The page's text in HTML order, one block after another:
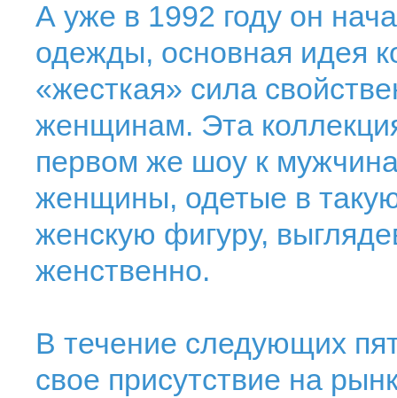
А уже в 1992 году он
одежды, основная идея
«жесткая» сила
женщинам. Эта
первом же шоу к
женщины, одетые в
женскую фигуру,
женственно.
В течение следующих
свое присутствие на